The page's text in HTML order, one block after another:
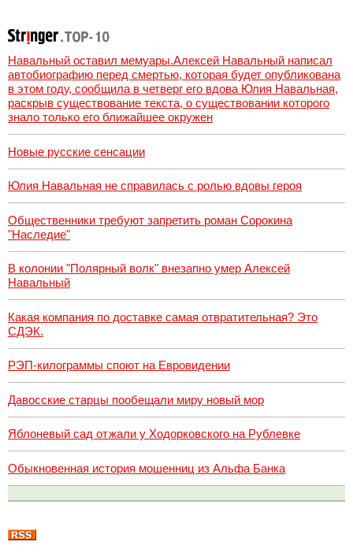
провала операции
Украины от
военкора Коца
Навальный оставил мемуары.Алексей Навальный написал
автобиографию перед смертью, которая будет опубликована
в этом году, сообщила в четверг его вдова Юлия Навальная,
раскрыв существование текста, о существовании которого
знало только его ближайшее окружен
Новые русские сенсации
Юлия Навальная не справилась с ролью вдовы героя
Общественники требуют запретить роман Сорокина
"Наследие"
В колонии "Полярный волк" внезапно умер Алексей
Навальный
Какая компания по доставке самая отвратительная? Это
СДЭК.
РЭП-килограммы споют на Евровидении
Давосские старцы пообещали миру новый мор
Яблоневый сад отжали у Ходорковского на Рублевке
Обыкновенная история мошенниц из Альфа Банка